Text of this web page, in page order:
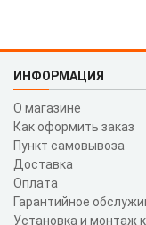
ИНФОРМАЦИЯ
О магазине
Как оформить заказ
Пункт самовывоза
Доставка
Оплата
Гарантийное
Установка и монтаж